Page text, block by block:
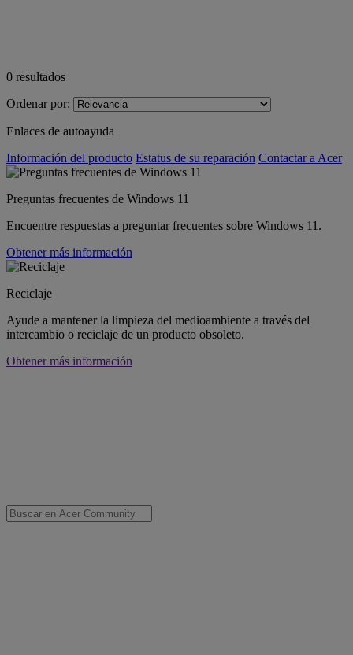
0 resultados
Ordenar por:
Enlaces de autoayuda
Información del producto Estatus de su reparación Contactar a Acer
Preguntas frecuentes de Windows 11
Encuentre respuestas a preguntar frecuentes sobre Windows 11.
Obtener más información
Reciclaje
Ayude a mantener la limpieza del medioambiente a través del
intercambio o reciclaje de un producto obsoleto.
Obtener más información